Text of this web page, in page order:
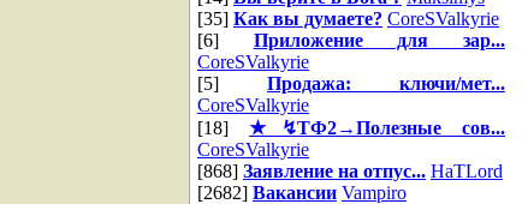
[35] Как вы думаете? CoreSValkyrie
[6] Приложение для зар...
CoreSValkyrie
[5] Продажа: ключи/мет...
CoreSValkyrie
[18] ★↯ТФ2→Полезные сов...
CoreSValkyrie
[868] Заявление на отпус... HaTLord
[2682] Вакансии Vampiro